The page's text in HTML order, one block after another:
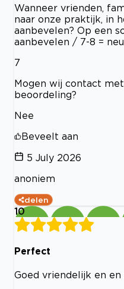
Wanneer vrienden,
naar onze praktijk, in
aanbevelen? Op een
aanbevelen / 7-8 =
7
Mogen wij contact
beoordeling?
Nee
Beveelt aan
5 July 2026
anoniem
delen
10
Perfect
Goed vriendelijk en en